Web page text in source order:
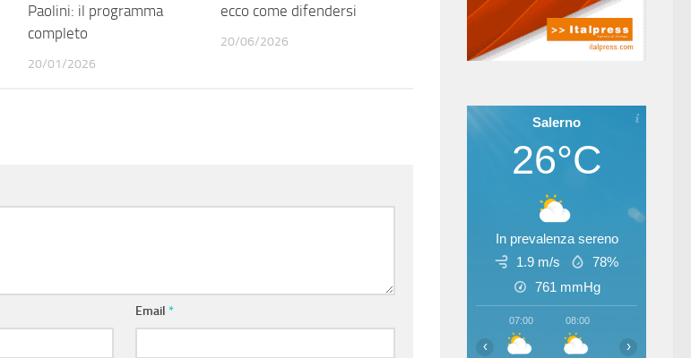
Paolini: il programma
completo
20/01/2026
ecco come difendersi
20/06/2026
Email*
Salerno
26°C
In prevalenza sereno
1.9 m/s
78%
761 mmHg
07:00 08:00
‹ ›